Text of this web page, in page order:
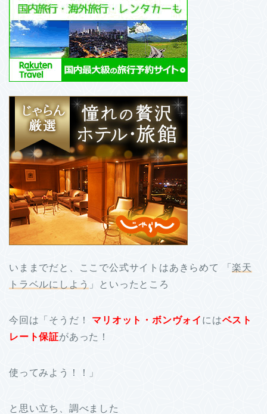
いままでだと、ここで公式サイトはあきらめて 「楽天
トラベルにしよう 」といったところ
今回は「そうだ！ マリオット・ボンヴォイ にはベスト
レート保証があった！
使ってみよう！！」
と思い立ち、調べました